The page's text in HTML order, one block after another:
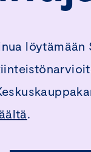
.